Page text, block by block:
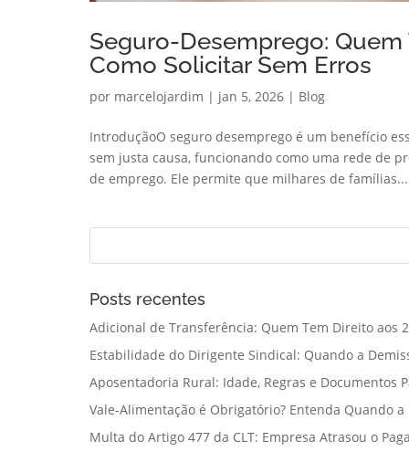
Seguro-Desemprego:
Como Solicitar Sem Erros
por marcelojardim | jan 5, 2026 | Blog
IntroduçãoO seguro desemprego é um benefício
sem justa causa, funcionando como uma rede de
de emprego. Ele permite que milhares de famílias...
Posts recentes
Adicional de Transferência: Quem Tem Direito aos
Estabilidade do Dirigente Sindical: Quando a
Aposentadoria Rural: Idade, Regras e Documentos
Vale-Alimentação é Obrigatório? Entenda Quando
Multa do Artigo 477 da CLT: Empresa Atrasou o